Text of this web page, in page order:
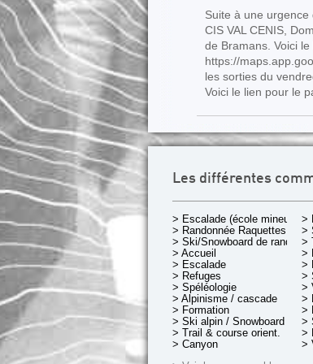
Suite à une
CIS VAL CENIS,
de Bramans. Voici
https://
les sorties du
Voici le lien pour le
Les différentes
> Escalade (école mineurs)
> Randonnée Raquettes
> Ski/Snowboard de rando.
> Accueil
> Escalade
> Refuges
> Spéléologie
> Alpinisme / cascade
> Formation
> Ski alpin / Snowboard
> Trail & course orient.
> Canyon
>
>
>
>
>
>
>
>
>
>
>
>